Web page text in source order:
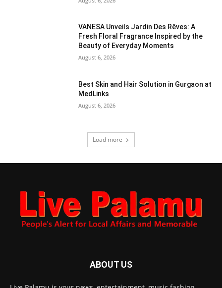
VANESA Unveils Jardin Des Rêves: A
Fresh Floral Fragrance Inspired by the
Beauty of Everyday Moments
August 6, 2026
Best Skin and Hair Solution in Gurgaon at
MedLinks
August 6, 2026
Load more
ABOUT US